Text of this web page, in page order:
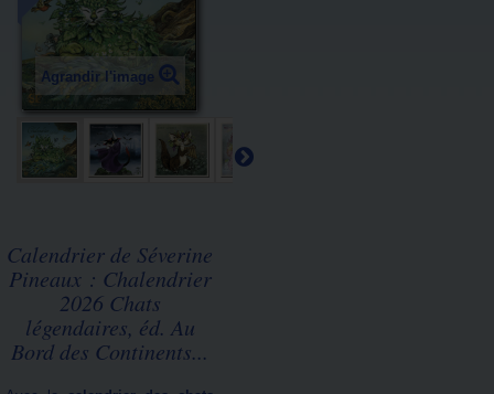
Agrandir l'image
Calendrier de Séverine
Pineaux : Chalendrier
2026 Chats
légendaires, éd. Au
Bord des Continents...